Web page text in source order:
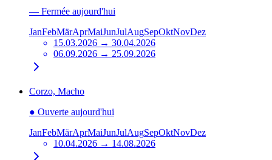
— Fermée aujourd'hui
JanFebMärAprMaiJunJulAugSepOktNovDez
15.03.2026 → 30.04.2026
06.09.2026 → 25.09.2026
Corzo, Macho
● Ouverte aujourd'hui
JanFebMärAprMaiJunJulAugSepOktNovDez
10.04.2026 → 14.08.2026